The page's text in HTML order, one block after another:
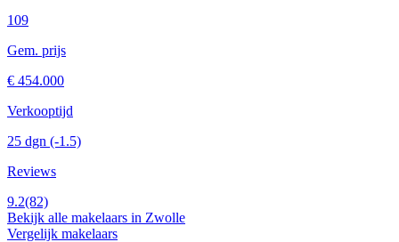
109
Gem. prijs
€ 454.000
Verkooptijd
25 dgn (-1.5)
Reviews
9.2(82)
Bekijk alle makelaars in Zwolle
Vergelijk makelaars